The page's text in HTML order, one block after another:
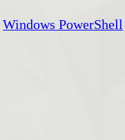
Windows PowerShell